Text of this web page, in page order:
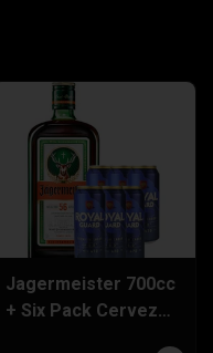
Jagermeister 700cc
+ Six Pack Cervezas